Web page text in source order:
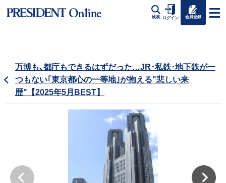
検索 ログイン 会員登録
万博も､都庁もできるはずだった…JR･私鉄･地下鉄が一
つもない｢東京都心の一等地｣が抱える"悲しい来
歴"【2025年5月BEST】